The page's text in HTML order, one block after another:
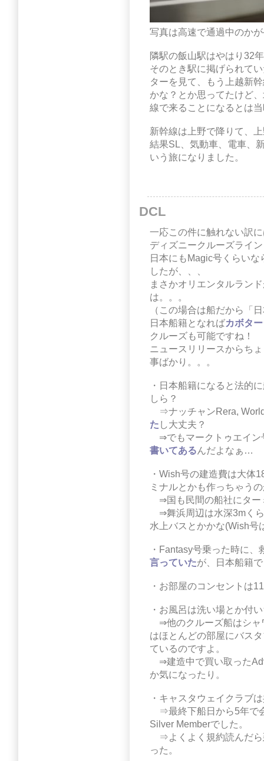
写真は高速で通過中のか
隣駅の飯山駅はやはり32
そのとき駅に掲げられて
ターを見て、もう上越新
かな？とか思ってたけど
線で来ることになるとは
新幹線は上野で降りて、
結果SL、気動車、電車、
いう旅になりました。
DCL
一応この件に触れない訳
ディズニークルーズライ
日本にもMagic号くらい
したが、、、
まさかオリエンタルラン
は。。。
（この場合は船だから「
日本船籍となればカボタ
クルーズも可能ですね！
ニュースリリースからち
事ばかり。。。
・日本船籍になると法的
しら？
⇒ナッチャンRera,
た し大丈夫？
⇒でもマークトゥエイン
書いてあるんだよなぁ…
・Wish号の建造費は大体
ミナルとかも作っちゃう
⇒国も民間の船社にター
⇒舞浜周辺は水深3mく
水上バスとかかな(Wish号
・Fantasy号乗った時に
言っていたが、日本船籍
・お部屋のコンセントは
・お風呂は洗い場とか付
⇒他のクルーズ船はシャ
はほとんどの部屋にバス
ているのですよ。
⇒建造中で買い取った
か気になったり。
・キャスタウェイクラブ
⇒最終下船日から5年で
Silver Memberでした。
⇒よくよく規約読んだら
った。